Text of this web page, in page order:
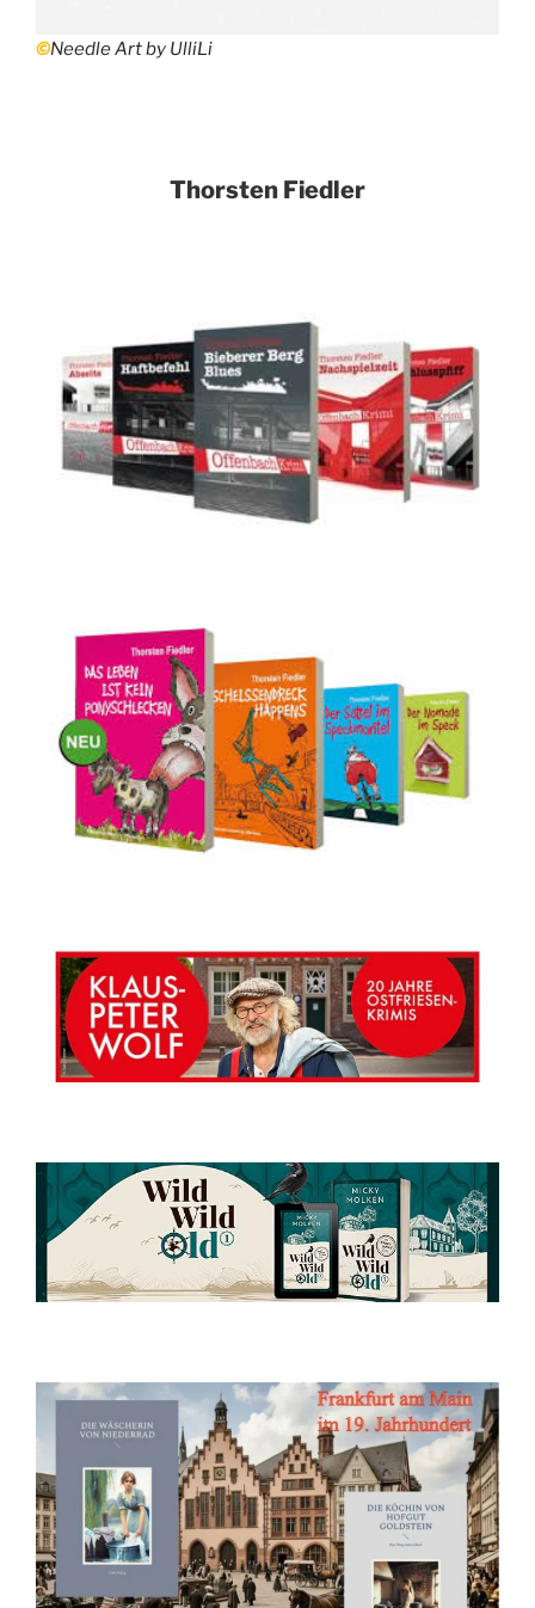
©Needle Art by UlliLi
Thorsten Fiedler